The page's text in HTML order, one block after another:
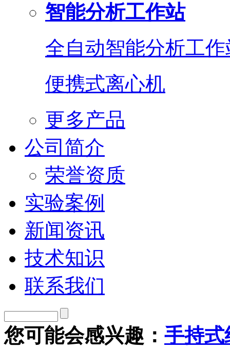
智能分析工作站
全自动智能分析工作
便携式离心机
更多产品
公司简介
荣誉资质
实验案例
新闻资讯
技术知识
联系我们
您可能会感兴趣： 手持式